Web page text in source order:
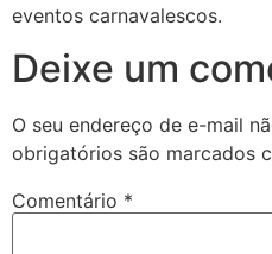
eventos carnavalescos.
Deixe um
O seu endereço de e-mail
obrigatórios são marcados
Comentário *